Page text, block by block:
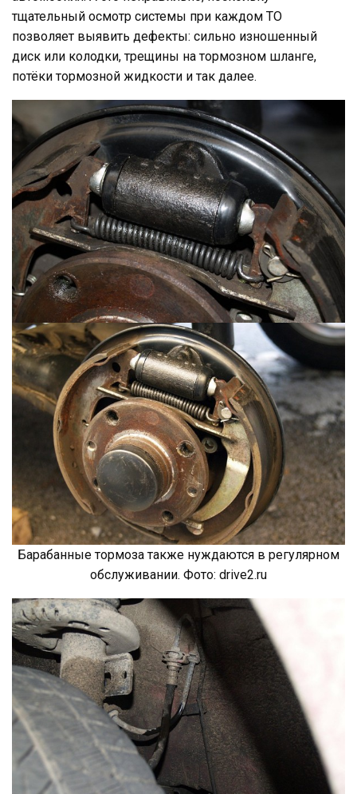
тщательный осмотр системы при каждом ТО
позволяет выявить дефекты: сильно изношенный
диск или колодки, трещины на тормозном шланге,
потёки тормозной жидкости и так далее.
Барабанные тормоза также нуждаются в регулярном
обслуживании. Фото: drive2.ru